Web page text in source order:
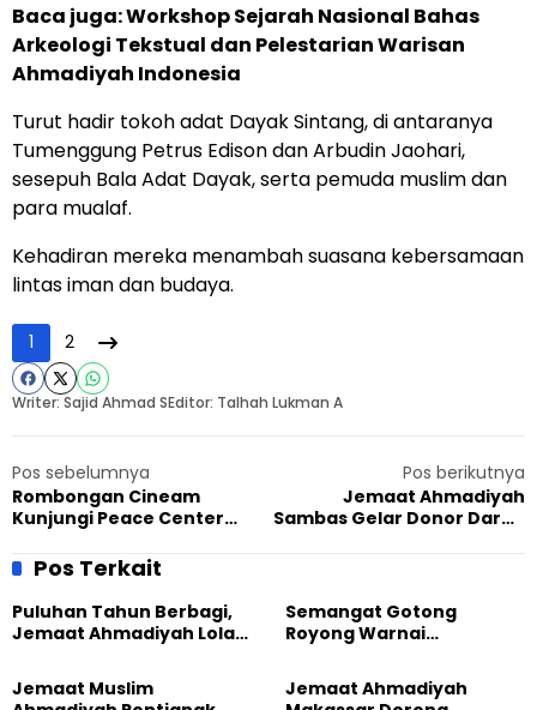
Baca juga: Workshop Sejarah Nasional Bahas
Arkeologi Tekstual dan Pelestarian Warisan
Ahmadiyah Indonesia
Turut hadir tokoh adat Dayak Sintang, di antaranya
Tumenggung Petrus Edison dan Arbudin Jaohari,
sesepuh Bala Adat Dayak, serta pemuda muslim dan
para mualaf.
Kehadiran mereka menambah suasana kebersamaan
lintas iman dan budaya.
1 2
Writer: Sajid Ahmad SEditor: Talhah Lukman A
Pos sebelumnya
Rombongan Cineam
Kunjungi Peace Center
Tasikmalaya
Pos berikutnya
Jemaat Ahmadiyah
Sambas Gelar Donor Darah
Pos Terkait
Puluhan Tahun Berbagi,
Jemaat Ahmadiyah Lolak
Sembako kepada Warga
Semangat Gotong
Royong Warnai
Masjid di Jemaat
Ahmadiyah Sukapura
Jemaat Muslim
Jemaat Ahmadiyah